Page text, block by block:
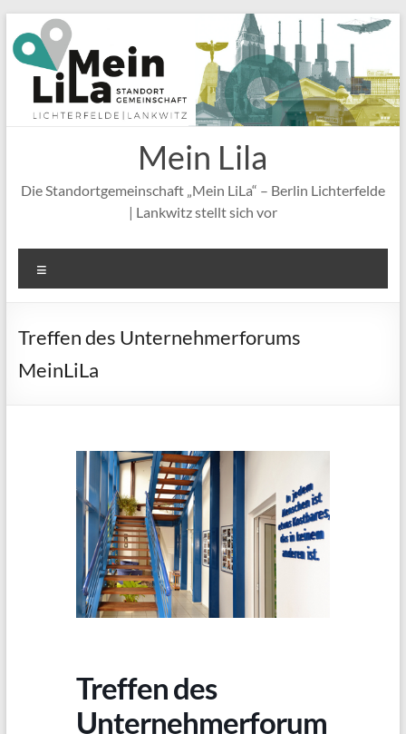
Inhalt
springen
Mein Lila
Die Standortgemeinschaft „Mein LiLa“ – Berlin Lichterfelde
| Lankwitz stellt sich vor
Treffen des Unternehmerforums
MeinLiLa
Treffen des
Unternehmerforum